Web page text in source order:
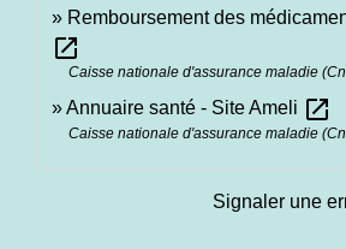
Remboursement des
open_in_new
Caisse nationale d'assurance maladie
Annuaire santé - Site Ameli open_in_new
Caisse nationale d'assurance maladie
Signaler une